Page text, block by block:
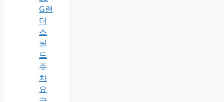
G랜
더
스
필
드
주
차
요